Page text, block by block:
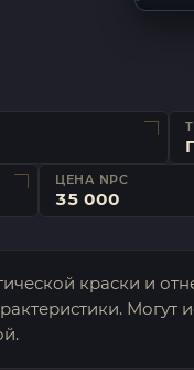
ЦЕНА NPC
35 000
краски и
Могут